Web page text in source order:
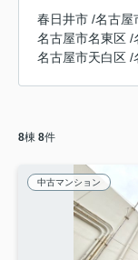
春日井市 /名古屋
名古屋市名東区 /
名古屋市天白区 /
8棟 8件
中古マンション